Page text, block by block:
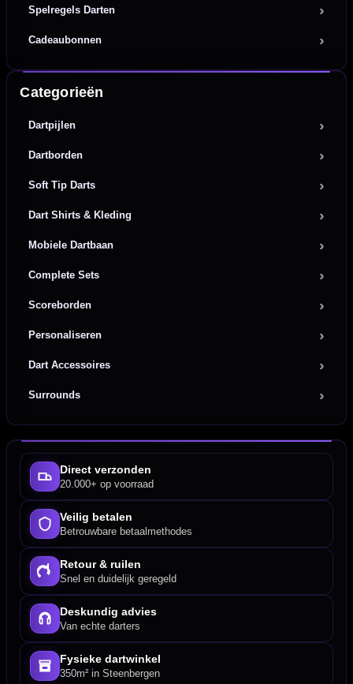
Spelregels Darten
Cadeaubonnen
Categorieën
Dartpijlen
Dartborden
Soft Tip Darts
Dart Shirts & Kleding
Mobiele Dartbaan
Complete Sets
Scoreborden
Personaliseren
Dart Accessoires
Surrounds
Direct verzonden
20.000+ op voorraad
Veilig betalen
Betrouwbare betaalmethodes
Retour & ruilen
Snel en duidelijk geregeld
Deskundig advies
Van echte darters
Fysieke dartwinkel
350m² in Steenbergen